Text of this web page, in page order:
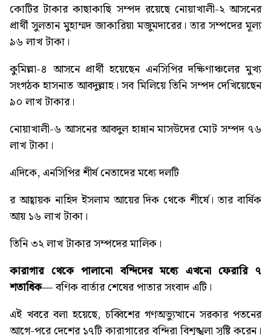
কোটির টাকার কাছাকাছি সম্পদ রয়েছে নোয়াখালী-২ আসনের
প্রার্থী সুলতান মুহাম্মদ জাকারিয়া মজুমদারের। তার সম্পদের মূল্য
৯৬ লাখ টাকা।
কুমিল্লা-৪ আসনে প্রার্থী হয়েছেন এনসিপির দক্ষিণাঞ্চলের মুখ্য
সংগঠক হাসনাত আবদুল্লাহ। সব মিলিয়ে তিনি সম্পদ দেখিয়েছেন
৯০ লাখ টাকার।
নোয়াখালী-৬ আসনের আবদুল হান্নান মাসউদের মোট সম্পদ ৭৬
লাখ টাকা।
এদিকে, এনসিপির শীর্ষ নেতাদের মধ্যে দলটি
র আহ্বায়ক নাহিদ ইসলাম আয়ের দিক থেকে শীর্ষে। তার বার্ষিক
আয় ১৬ লাখ টাকা।
তিনি ৩২ লাখ টাকার সম্পদের মালিক।
কারাগার থেকে পালানো বন্দিদের মধ্যে এখনো ফেরারি ৭
শতাধিক— বণিক বার্তার শেষের পাতার সংবাদ এটি।
এই খবরে বলা হয়েছে, চব্বিশের গণঅভ্যুত্থানে সরকার পতনের
আগে-পরে দেশের ১৭টি কারাগারের বন্দিরা বিশৃঙ্খলা সৃষ্টি করেন।